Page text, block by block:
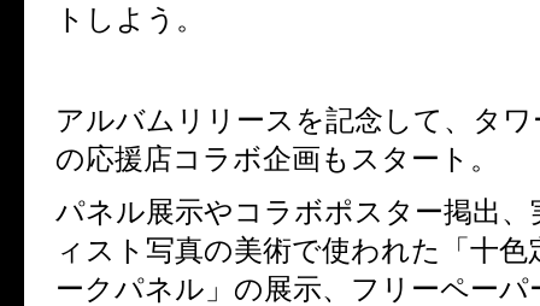
トしよう。
アルバムリリースを記念して、タ
の応援店コラボ企画もスタート。
パネル展示やコラボポスター掲出、
ィスト写真の美術で使われた「十色
ークパネル」の展示、フリーペーパ